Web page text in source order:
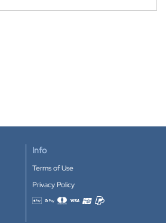
Info
Terms of Use
Privacy Policy
Accepted payment methods